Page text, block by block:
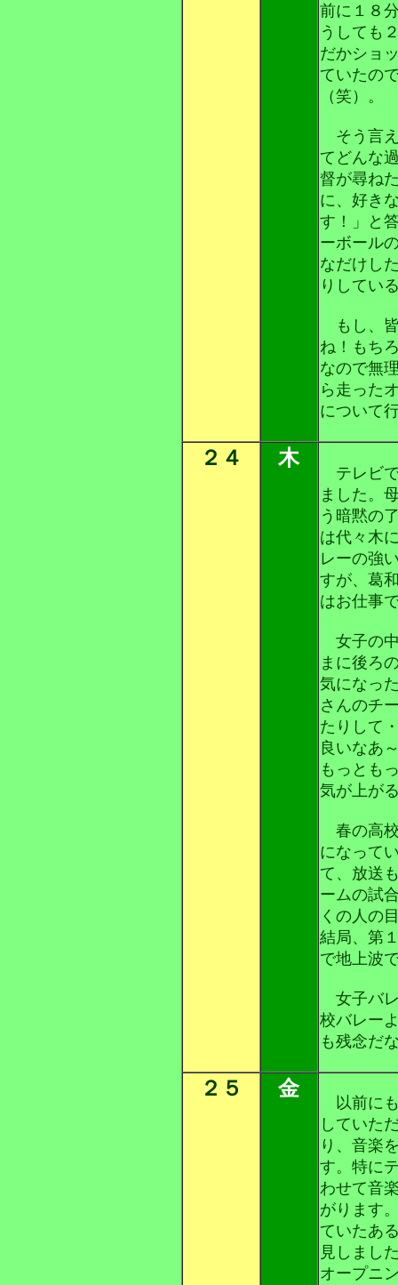
前に１８
うしても
だかショ
ていたの
（笑）。
そう言え
てどんな
督が尋ね
に、好き
す！」と
ーボール
なだけし
りしてい
もし、皆
ね！もち
なので無
ら走った
について
２４ 木
テレビで
ました。
う暗黙の
は代々木
レーの強
すが、葛
はお仕事
女子の中
まに後ろ
気になっ
さんのチ
たりして
良いなあ
もっとも
気が上が
春の高校
になって
て、放送
ームの試
くの人の
結局、第
で地上波
女子バレ
校バレー
も残念だ
２５ 金
以前にも
していた
り、音楽
す。特に
わせて音
がります
ていたあ
見しまし
オープニ